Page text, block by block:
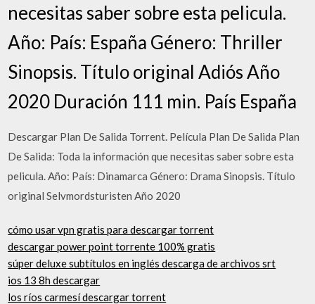
necesitas saber sobre esta pelicula.
Año: País: España Género: Thriller
Sinopsis. Título original Adiós Año
2020 Duración 111 min. País España
Descargar Plan De Salida Torrent. Película Plan De Salida Plan
De Salida: Toda la información que necesitas saber sobre esta
pelicula. Año: País: Dinamarca Género: Drama Sinopsis. Título
original Selvmordsturisten Año 2020
cómo usar vpn gratis para descargar torrent
descargar power point torrente 100% gratis
súper deluxe subtítulos en inglés descarga de archivos srt
ios 13 8h descargar
los ríos carmesí descargar torrent